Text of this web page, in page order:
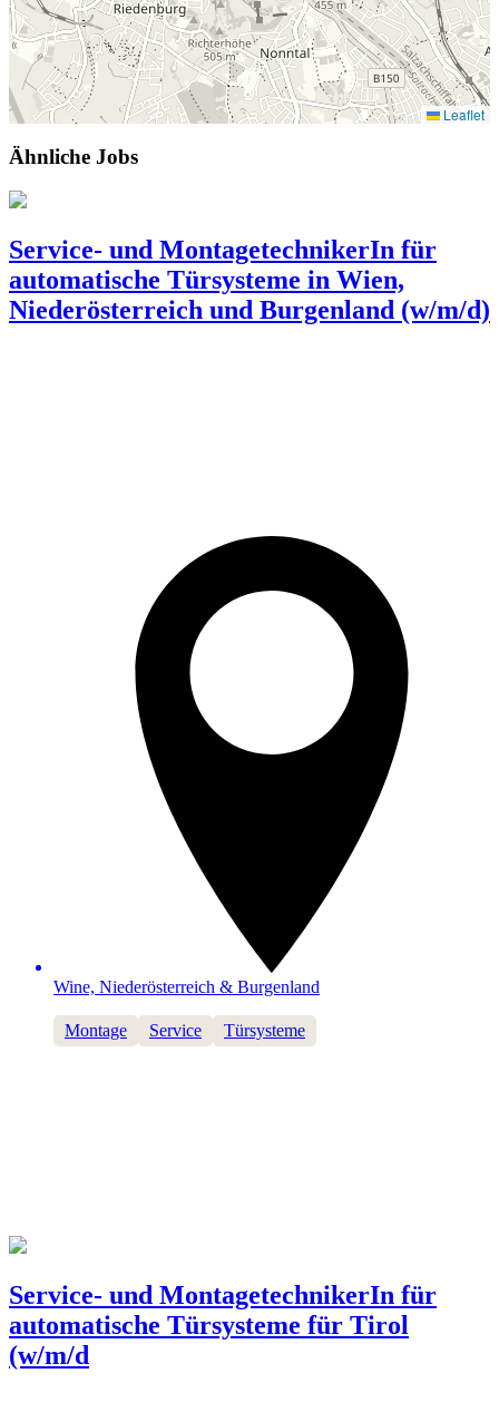
Leaflet
Ähnliche Jobs
Service- und MontagetechnikerIn für
automatische Türsysteme in Wien,
Niederösterreich und Burgenland (w/m/d)
Wine, Niederösterreich & Burgenland
Montage Service Türsysteme
Service- und MontagetechnikerIn für
automatische Türsysteme für Tirol
(w/m/d